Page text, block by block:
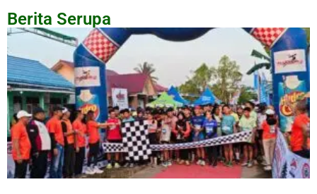
Berita Serupa